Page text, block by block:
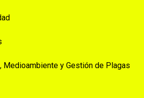
Medioambiente y Gestión de Plagas